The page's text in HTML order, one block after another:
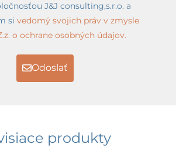
J&J consulting,s.r.o. a
si vedomý svojich práv v zmysle
o ochrane osobných údajov.
Odoslať
produkty